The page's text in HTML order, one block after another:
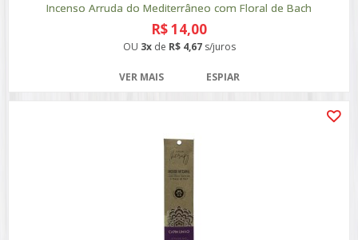
Incenso Arruda do Mediterrâneo com Floral de Bach
R$ 14,00
OU 3xde R$ 4,67s/juros
VER MAIS ESPIAR